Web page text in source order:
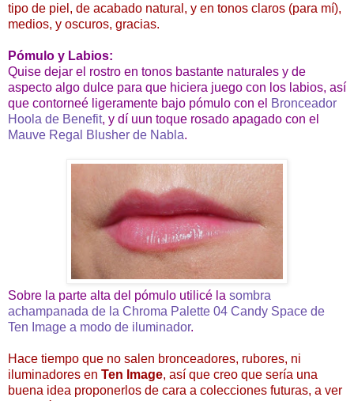
tipo de piel, de acabado natural, y en tonos claros (para mí),
medios, y oscuros, gracias.
Pómulo y Labios:
Quise dejar el rostro en tonos bastante naturales y de
aspecto algo dulce para que hiciera juego con los labios, así
que contorneé ligeramente bajo pómulo con el Bronceador
Hoola de Benefit, y dí uun toque rosado apagado con el
Mauve Regal Blusher de Nabla.
Sobre la parte alta del pómulo utilicé la sombra
achampanada de la Chroma Palette 04 Candy Space de
Ten Image a modo de iluminador.
Hace tiempo que no salen bronceadores, rubores, ni
iluminadores en Ten Image, así que creo que sería una
buena idea proponerlos de cara a colecciones futuras, a ver